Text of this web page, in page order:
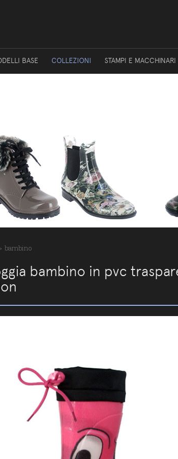
BASE COLLEZIONI STAMPI E MACCHINARI
bambino
bambino in pvc